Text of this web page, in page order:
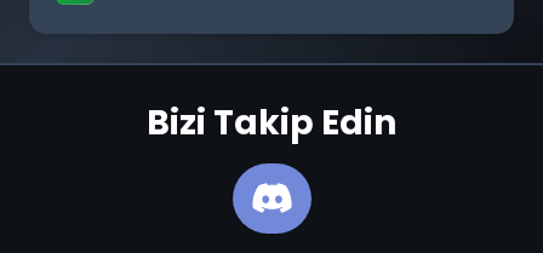
Bizi Takip Edin